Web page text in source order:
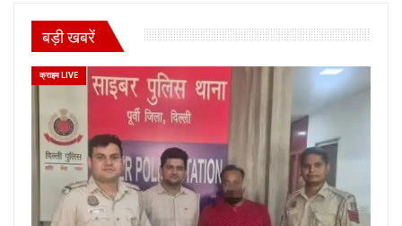
बड़ी खबरें
क्राइम LIVE